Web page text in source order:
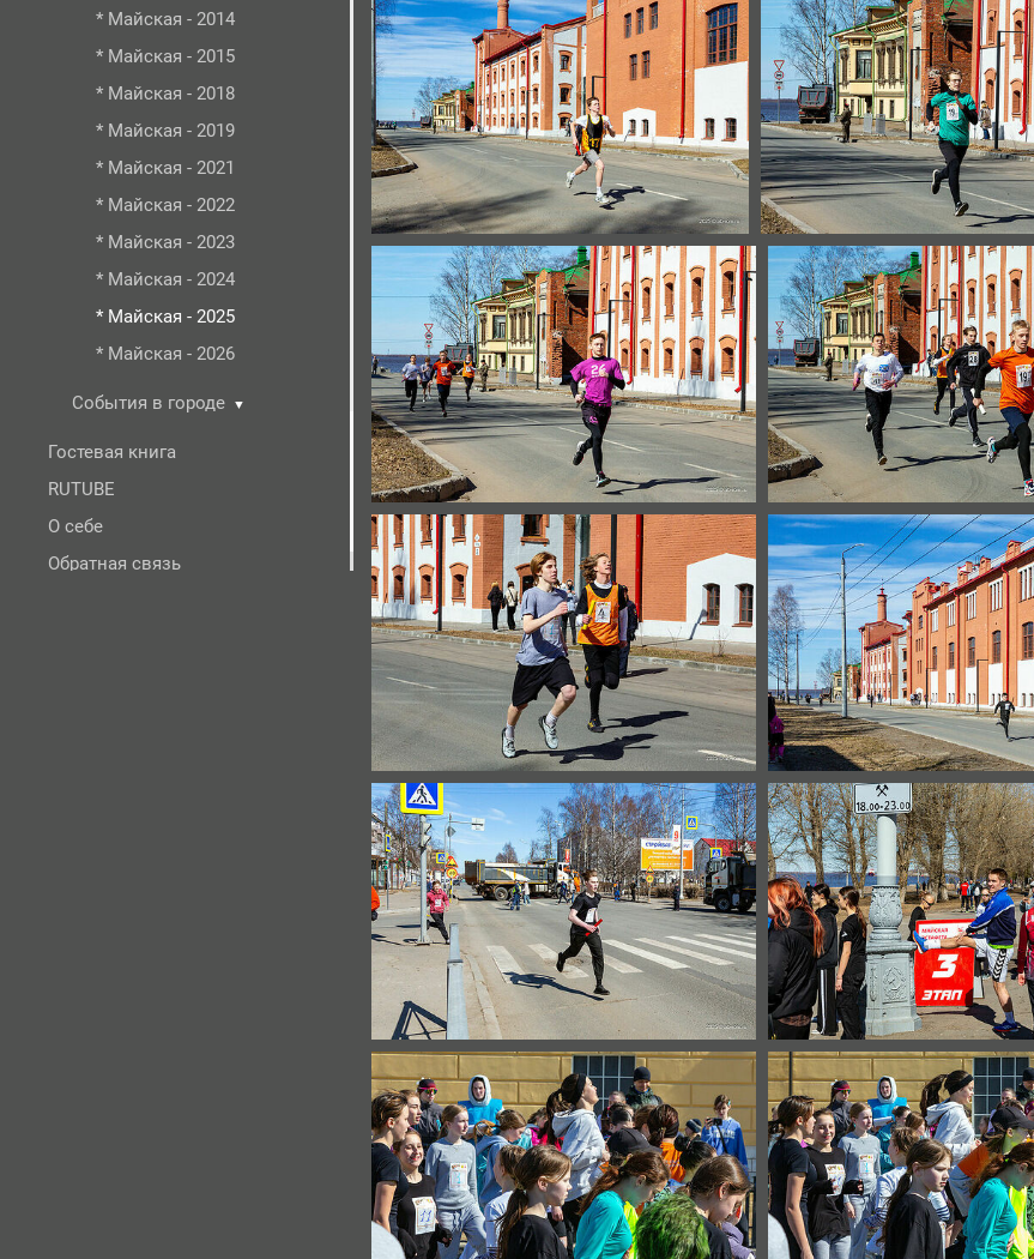
* Майская - 2014
* Майская - 2015
* Майская - 2018
* Майская - 2019
* Майская - 2021
* Майская - 2022
* Майская - 2023
* Майская - 2024
* Майская - 2025
* Майская - 2026
События в городе ▼
Гостевая книга
RUTUBE
О себе
Обратная связь